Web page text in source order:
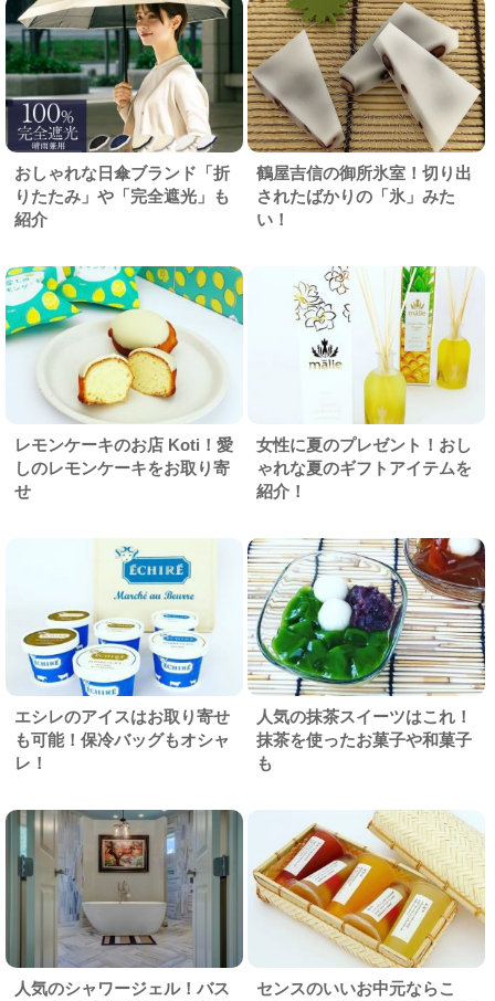
おしゃれな日傘ブランド「折
りたたみ」や「完全遮光」も
紹介
鶴屋吉信の御所氷室！切り出
されたばかりの「氷」みた
い！
レモンケーキのお店 Koti！愛
しのレモンケーキをお取り寄
せ
女性に夏のプレゼント！おし
ゃれな夏のギフトアイテムを
紹介！
エシレのアイスはお取り寄せ
も可能！保冷バッグもオシャ
レ！
人気の抹茶スイーツはこれ！
抹茶を使ったお菓子や和菓子
も
人気のシャワージェル！バス
センスのいいお中元ならこ